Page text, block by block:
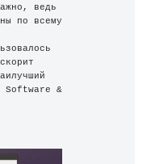
ведь
по всему
Software &